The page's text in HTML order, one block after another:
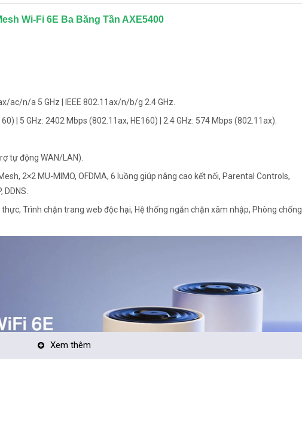
Wi-Fi 6E Ba Băng Tần AXE5400
ac/n/a 5 GHz | IEEE 802.11ax/n/b/g 2.4 GHz.
| 5 GHz: 2402 Mbps (802.11ax, HE160) | 2.4 GHz: 574 Mbps (802.11ax).
tự động WAN/LAN).
2×2 MU-MIMO, OFDMA, 6 luồng giúp nâng cao kết nối, Parental Controls,
Trình chặn trang web độc hại, Hệ thống ngăn chặn xâm nhập, Phòng chống
Xem thêm